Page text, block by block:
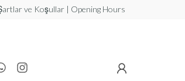
ve Koşullar | Opening Hours